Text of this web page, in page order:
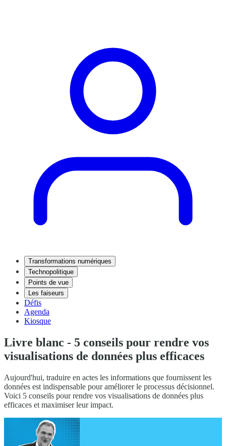
Transformations numériques
Technopolitique
Points de vue
Les faiseurs
Défis
Agenda
Kiosque
Livre blanc - 5 conseils pour rendre vos
visualisations de données plus efficaces
Aujourd'hui, traduire en actes les informations que fournissent les
données est indispensable pour améliorer le processus décisionnel.
Voici 5 conseils pour rendre vos visualisations de données plus
efficaces et maximiser leur impact.